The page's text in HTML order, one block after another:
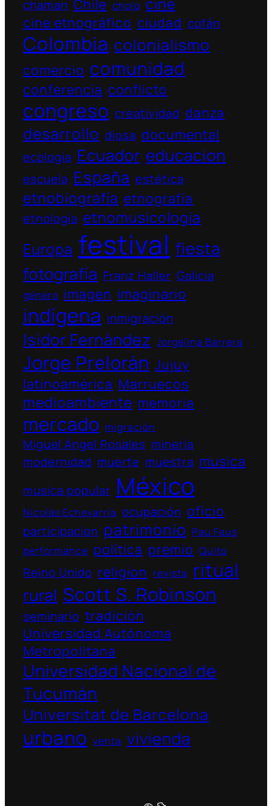
chaman Chile cholo
cine etnográfico ciudad cofán
Colombia colonialismo
comercio comunidad
conferencia conflicto
congreso creatividad danza
desarrollo diosa documental
ecologia Ecuador educacion
escuela España estética
etnobiografía etnografía
etnología etnomusicologia
Europa festival fiesta
fotografía Franz Haller Galicia
género imagen imaginario
indígena inmigración
Isidor Fernàndez Jorgelina Barrera
Jorge Prelorán Jujuy
latinoamérica Marruecos
medioambiente memoria
mercado migración
Miguel Ángel Rosales minería
modernidad muerte muestra musica
musica popular México
Nicolás Echevarría ocupación oficio
participacion patrimonio Pau Faus
performance política premio Quito
Reino Unido religion revista ritual
rural Scott S. Robinson
seminario tradición
Universidad Autónoma
Metropolitana
Universidad Nacional de
Tucumán
Universitat de Barcelona
urbano venta vivienda